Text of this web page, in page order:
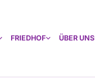
FRIEDHOF ÜBER UNS